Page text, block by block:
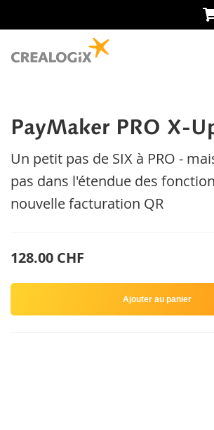
Aller
PayMaker PRO X-
Un petit pas de SIX à PRO -
pas dans l'étendue des
nouvelle facturation QR
128.00 CHF
Ajouter au panier